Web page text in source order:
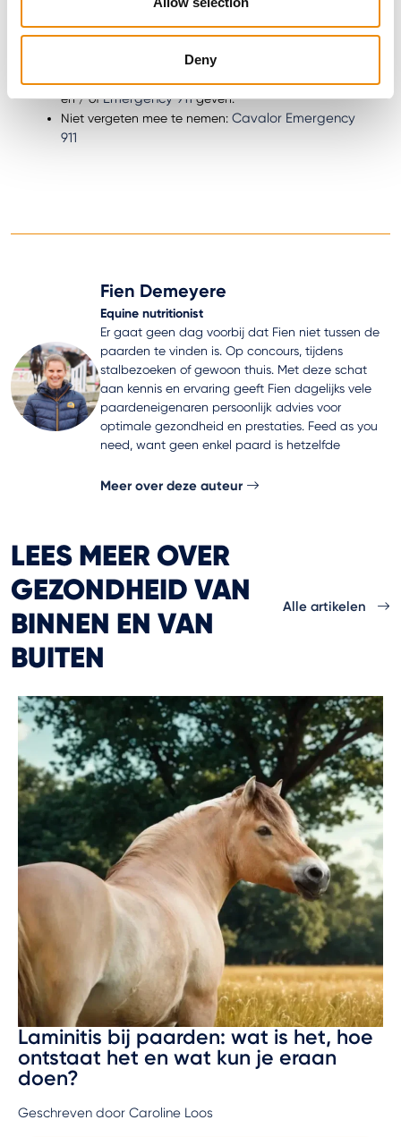
Deny
Cavalor Strucomash Beet
Ochtend van vertrek: Electrolyten niet vergeten! En
en / ofEmergency 911geven.
Niet vergeten mee te nemen: Cavalor Emergency
911
Fien Demeyere
Equine nutritionist
Er gaat geen dag voorbij dat Fien niet tussen de
paarden te vinden is. Op concours, tijdens
stalbezoeken of gewoon thuis. Met deze schat
aan kennis en ervaring geeft Fien dagelijks vele
paardeneigenaren persoonlijk advies voor
optimale gezondheid en prestaties. Feed as you
need, want geen enkel paard is hetzelfde
Meer over deze auteur
LEES MEER OVER
GEZONDHEID VAN
BINNEN EN VAN
BUITEN
Alle artikelen
Laminitis bij paarden: wat is het, hoe
ontstaat het en wat kun je eraan
doen?
Geschreven door Caroline Loos